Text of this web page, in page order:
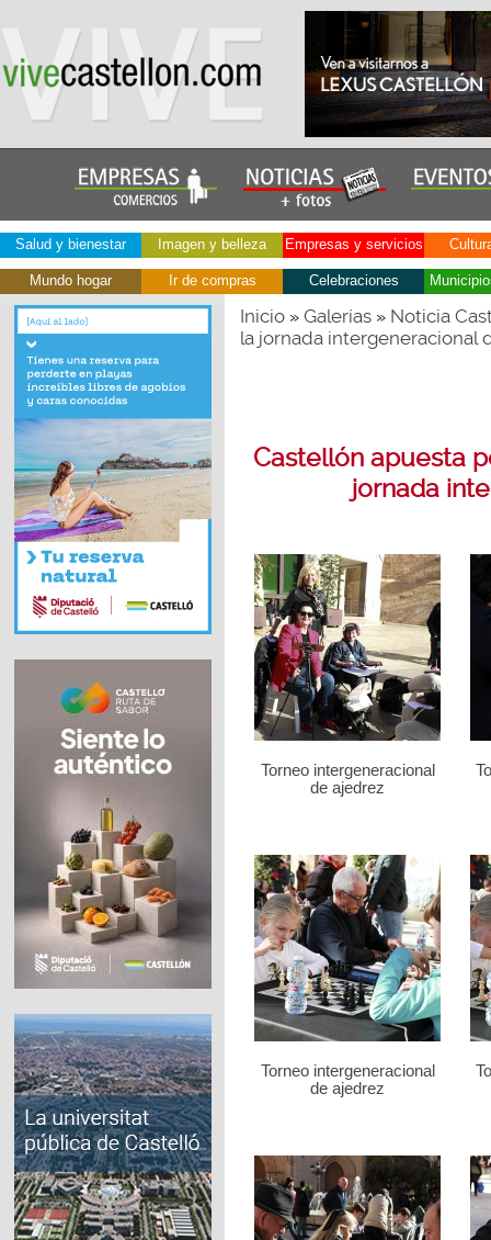
Salud y bienestar Imagen y belleza Empresas y servicios
Mundo hogar Ir de compras Celebraciones
Inicio» Galerías» Noticia
la jornada intergeneracional
Castellón apuesta
jornada
Torneo intergeneracional
de ajedrez
Torneo intergeneracional
de ajedrez